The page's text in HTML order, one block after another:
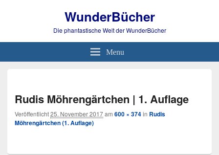
WunderBücher
Die phantastische Welt der WunderBücher
Menu
Rudis Möhrengärtchen | 1. Auflage
Veröffentlicht25. November 2017am 600 × 374in Rudis
Möhrengärtchen (1. Auflage)